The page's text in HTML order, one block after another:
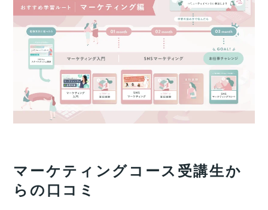
マーケティングコース受講生か
らの口コミ